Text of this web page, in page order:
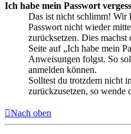
Ich habe mein Passwort
Das ist nicht schlimm! Wir
Passwort nicht wieder
zurücksetzen. Dies
Seite auf „Ich habe mein
Anweisungen folgst. So
anmelden können.
Solltest du trotzdem nicht
zurückzusetzen, so
Nach oben